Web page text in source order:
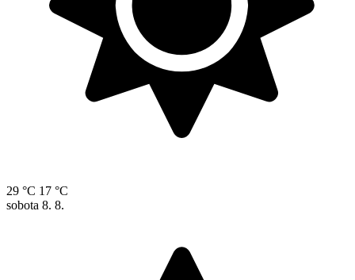
29 °C 17 °C
sobota 8. 8.